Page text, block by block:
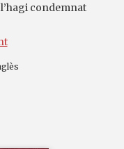
condemnat